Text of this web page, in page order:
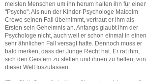
meisten Menschen um ihn herum halten ihn für einen
"Psycho". Als nun der Kinder-Psychologe Malcolm
Crowe seinen Fall übernimmt, vertraut er ihm als
Ersten sein Geheimnis an. Anfangs glaubt ihm der
Psychologe nicht, auch weil er schon einmal in
sehr ähnlichen Fall versagt hatte. Dennoch muss er
bald merken, dass der Junge Recht hat. Er rät ihm,
sich den Geistern zu stellen und ihnen zu helfen, von
dieser Welt loszulassen.